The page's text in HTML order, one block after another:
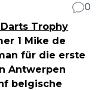
0
Trophy
1 Mike de
für die erste
Antwerpen
belgische